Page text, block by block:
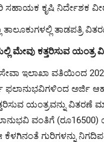
ಕೃಷಿ ನಿರ್ದೇಶಕ
ತಾಲೂಕುಗಳಲ್ಲಿ ತಾಡಪತ್ರಿ
ಮೇವು ಕತ್ತರಿಸುವ ಯಂತ್ರ
ಸೇವಾ ಇಲಾಖಾ ವತಿಯಿಂದ
ಫಲಾನುಭವಿಗಳಿಂದ
ಯಂತ್ರವನ್ನು ವಿತರಣೆ
ವಂತಿಗೆ
ಕೆಳಗಿನಂತೆ ಗುರಿಗಳನ್ನು